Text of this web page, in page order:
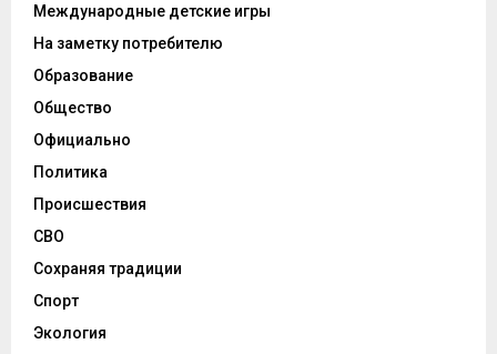
Международные детские игры
На заметку потребителю
Образование
Общество
Официально
Политика
Происшествия
СВО
Сохраняя традиции
Спорт
Экология